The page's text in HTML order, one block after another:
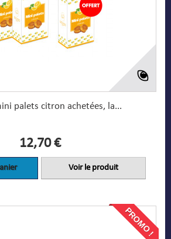
palets citron achetées, la...
12,70 €
Voir le produit
PROMO !